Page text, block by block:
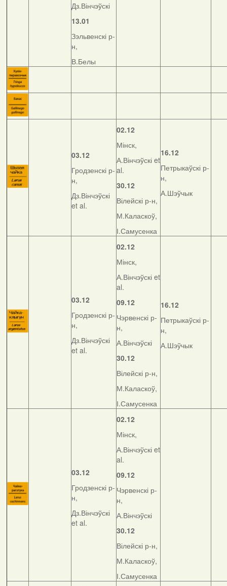
Дз.Вінчэўскі
13.01
Зэльвенскі р-
н,
В.Белы
03.12
Гродзенскі р-
н,
Дз.Вінчэўскі
et al.
02.12
Мінск,
А.Вінчэўскі et
al.
30.12
Вілейскі р-н,
М.Каласкоў,
І.Самусенка
16.12
Петрыкаўскі р-
н,
А.Шэўчык
03.12
Гродзенскі р-
н,
Дз.Вінчэўскі
et al.
02.12
Мінск,
А.Вінчэўскі et
al.
09.12
Чэрвенскі р-
н,
А.Вінчэўскі
30.12
Вілейскі р-н,
М.Каласкоў,
І.Самусенка
16.12
Петрыкаўскі р-
н,
А.Шэўчык
03.12
Гродзенскі р-
н,
Дз.Вінчэўскі
et al.
02.12
Мінск,
А.Вінчэўскі et
al.
09.12
Чэрвенскі р-
н,
А.Вінчэўскі
30.12
Вілейскі р-н,
М.Каласкоў,
І.Самусенка